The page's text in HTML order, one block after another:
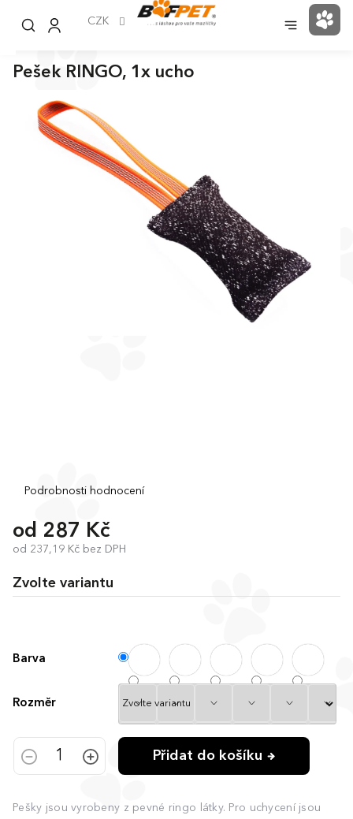
CZK
Pešek RINGO, 1x ucho
Průměrné
produktu
je
0,0
5
hvězdiček.
Podrobnosti hodnocení
od 287 Kč
od 237,19 Kč bez DPH
Zvolte variantu
Barva
Rozměr
Přidat do košíku
Pešky jsou vyrobeny z pevné ringo látky. Pro uchycení jsou